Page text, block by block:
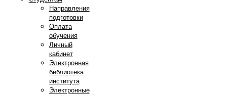
Направления
подготовки
Оплата
обучения
Личный
кабинет
Электронная
библиотека
института
Электронные